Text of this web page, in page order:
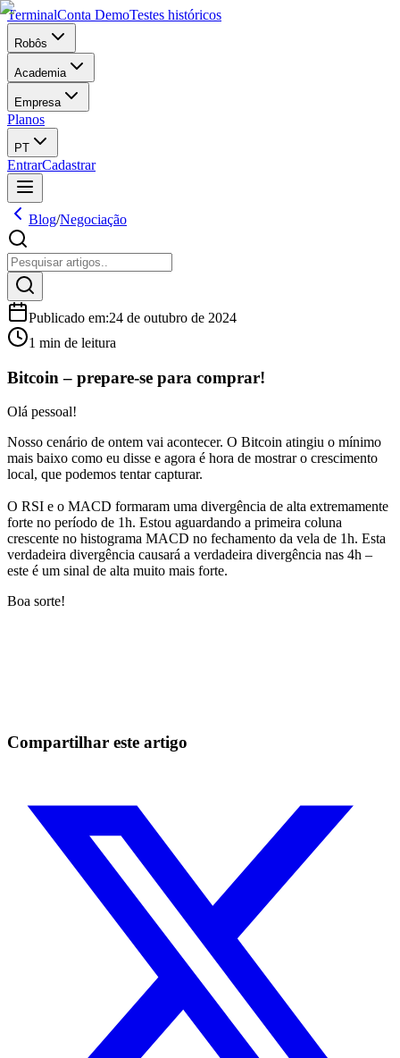
TerminalConta DemoTestes históricos
Robôs
Academia
Empresa
Planos
PT
EntrarCadastrar
Blog/Negociação
Publicado em:24 de outubro de 2024
1 min de leitura
Bitcoin – prepare-se para comprar!
Olá pessoal!
Nosso cenário de ontem vai acontecer. O Bitcoin atingiu o mínimo
mais baixo como eu disse e agora é hora de mostrar o crescimento
local, que podemos tentar capturar.
O RSI e o MACD formaram uma divergência de alta extremamente
forte no período de 1h. Estou aguardando a primeira coluna
crescente no histograma MACD no fechamento da vela de 1h. Esta
verdadeira divergência causará a verdadeira divergência nas 4h –
este é um sinal de alta muito mais forte.
Boa sorte!
Compartilhar este artigo